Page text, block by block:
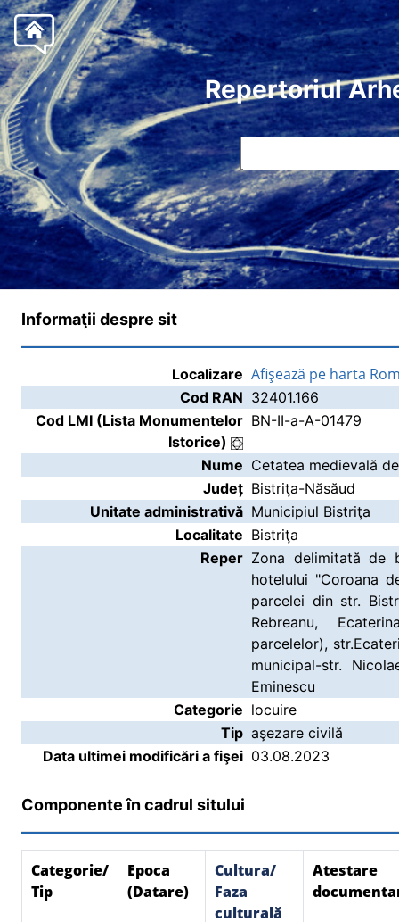
Repertoriul
Informaţii despre sit
Localizare Afişează pe harta
Cod RAN 32401.166
Cod LMI (Lista Monumentelor
Istorice)
BN-II-a-A-01479
Nume Cetatea medievală
Județ Bistriţa-Năsăud
Unitate administrativă Municipiul Bistriţa
Localitate Bistriţa
Reper Zona delimitată de
hotelului "Coroana
parcelei din str.
Rebreanu,
parcelelor),
municipal-str.
Eminescu
Categorie locuire
Tip aşezare civilă
Data ultimei modificări a fişei 03.08.2023
Componente în cadrul sitului
Categorie/
Tip
Epoca
(Datare)
Cultura/
Faza
culturală
Atestare